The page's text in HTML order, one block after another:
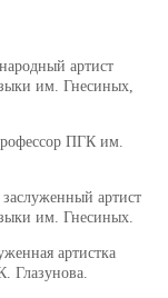
артист
им. Гнесиных,
ПГК им.
артист
им. Гнесиных.
артистка
Глазунова.